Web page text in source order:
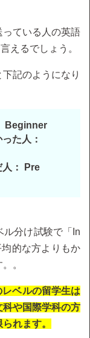
ている人の英語
えるでしょう。
記のようになり
Beginner
た人：
人： Pre
ル分け試験で「In
的な方よりもか
。
ベルの留学生は
や国際学科の方
れます。